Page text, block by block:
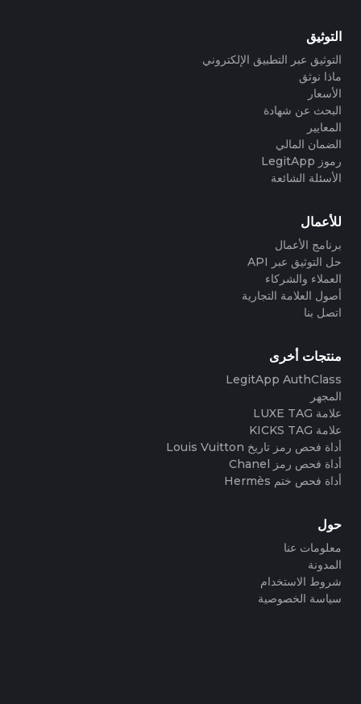
التوثيق
التوثيق عبر التطبيق الإلكتروني
ماذا نوثق
الأسعار
البحث عن شهادة
المعايير
الضمان المالي
رموز LegitApp
الأسئلة الشائعة
للأعمال
برنامج الأعمال
حل التوثيق عبر API
العملاء والشركاء
أصول العلامة التجارية
اتصل بنا
منتجات أخرى
LegitApp AuthClass
المجهر
علامة LUXE TAG
علامة KICKS TAG
أداة فحص رمز تاريخ Louis Vuitton
أداة فحص رمز Chanel
أداة فحص ختم Hermès
حول
معلومات عنا
المدونة
شروط الاستخدام
سياسة الخصوصية